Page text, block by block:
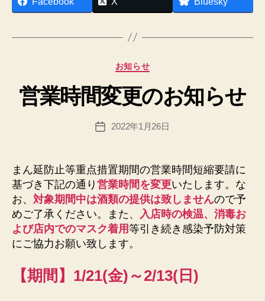
カ
ゴ
リ
お知らせ
営業時間変更のお知らせ
投
稿
成
:
d
m
@
x
u
sfi
el
d.
n
投
2022年1月26日
まん延防止等重点措置期間の営業時間短縮要請に
基づき下記の通り 営業時間を変更いたします。な
お、 対象期間中は酒類の提供は致しませんので予
めご了承ください。また、 入店時の検温、消毒お
よび店内でのマスク着用等引き続き感染予防対策
にご協力お願い致します。
【期間】1/21(金)～2/13(日)